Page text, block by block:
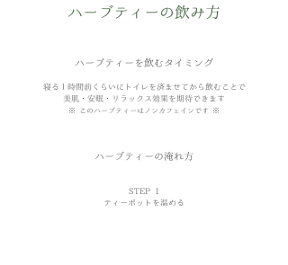
ハーブティーの飲み方
ハーブティーを飲むタイミング
寝る１時間前くらいにトイレを済ませてから飲むことで
美肌・安眠・リラックス効果を期待できます
※ このハーブティーは ノ ン カフェインです ※
ハーブティーの淹れ方
STEP 1
ティーポットを温める